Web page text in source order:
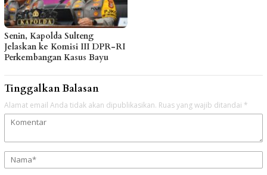
Senin, Kapolda Sulteng
Jelaskan ke Komisi III DPR-RI
Perkembangan Kasus Bayu
Tinggalkan Balasan
Alamat email Anda tidak akan dipublikasikan. Ruas yang wajib ditandai *